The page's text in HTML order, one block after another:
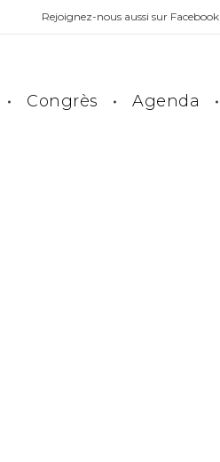
Rejoignez-nous aussi sur Facebook
Congrès Agenda